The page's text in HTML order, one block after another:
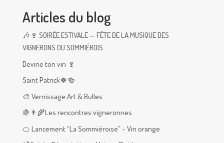
Articles du blog
🎶🍷 SOIRÉE ESTIVALE — FÊTE DE LA MUSIQUE DES
VIGNERONS DU SOMMIÉROIS
Devine ton vin 🍷
Saint Patrick🍀🍻
🎨 Vernissage Art & Bulles
🍇👨‍🌾Les rencontres vigneronnes
🍊 Lancement “La Sommiéroise” – Vin orange